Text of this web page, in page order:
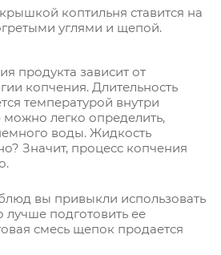
коптильня ставится на
углями и щепой.
продукта зависит от
копчения. Длительность
температурой внутри
можно легко определить,
воды. Жидкость
Значит, процесс копчения
вы привыкли использовать
лучше подготовить ее
смесь щепок продается